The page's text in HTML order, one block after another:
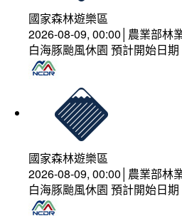
國家森林遊樂區
2026-08-09, 00:00│農業部林
白海豚颱風休園 預計開始日
國家森林遊樂區
2026-08-09, 00:00│農業部林
白海豚颱風休園 預計開始日